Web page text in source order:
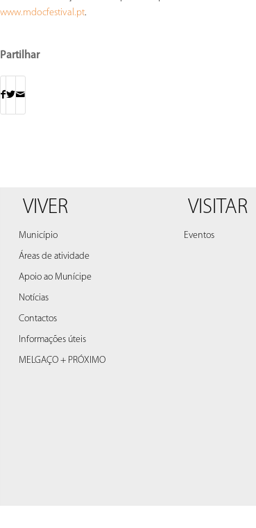
www.mdocfestival.pt.
Partilhar
VIVER
Município
Áreas de atividade
Apoio ao Munícipe
Notícias
Contactos
Informações úteis
MELGAÇO + PRÓXIMO
VISITAR
Eventos